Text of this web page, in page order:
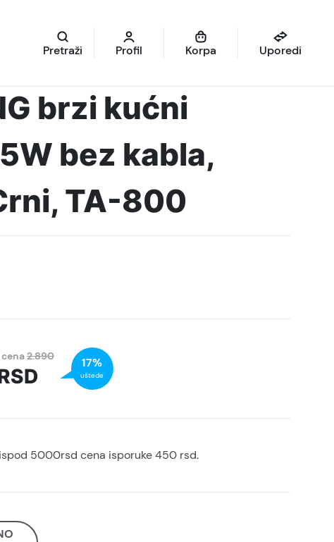
Pretraži Profil Korpa Uporedi
brzi kućni
bez kabla,
TA-800
2.890 17%
uštede
5000rsd cena isporuke 450 rsd.